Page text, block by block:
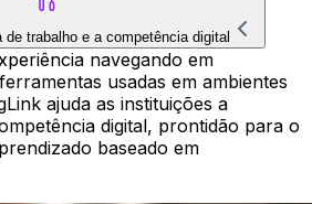
trabalho e a competência digital
navegando em
usadas em ambientes
ajuda as instituições a
digital, prontidão para o
baseado em